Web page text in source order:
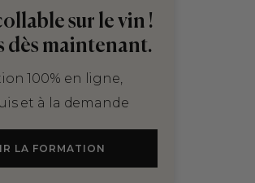
sur le vin !
dès maintenant.
100% en ligne,
et à la demande
LA FORMATION